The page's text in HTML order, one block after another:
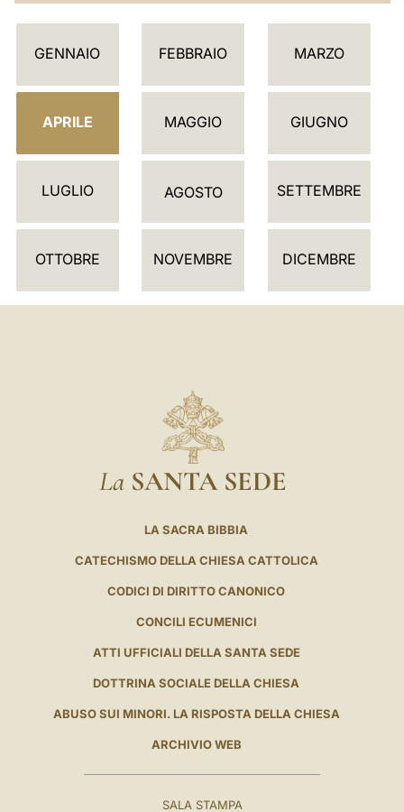
C
L
D
R
GENNAIO FEBBRAIO MARZO
APRILE MAGGIO GIUGNO
LUGLIO AGOSTO SETTEMBRE
OTTOBRE NOVEMBRE DICEMBRE
La SANTA SEDE
LA SACRA BIBBIA
CATECHISMO DELLA CHIESA CATTOLICA
CODICI DI DIRITTO CANONICO
CONCILI ECUMENICI
ATTI UFFICIALI DELLA SANTA SEDE
DOTTRINA SOCIALE DELLA CHIESA
ABUSO SUI MINORI. LA RISPOSTA DELLA CHIESA
ARCHIVIO WEB
SALA STAMPA